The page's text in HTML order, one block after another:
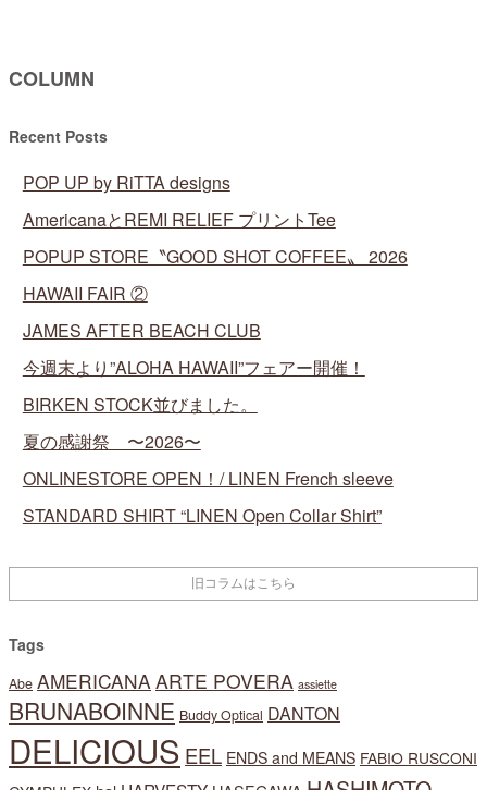
COLUMN
Recent Posts
POP UP by RiTTA designs
AmericanaとREMI RELIEF プリントTee
POPUP STORE〝GOOD SHOT COFFEE〟 2026
HAWAII FAIR ②
JAMES AFTER BEACH CLUB
今週末より”ALOHA HAWAII”フェアー開催！
BIRKEN STOCK並びました。
夏の感謝祭 〜2026〜
ONLINESTORE OPEN！/ LINEN French sleeve
STANDARD SHIRT “LINEN Open Collar Shirt”
Tags
Abe AMERICANAARTE POVERA assiette
BRUNABOINNE Buddy Optical DANTON
DELICIOUS EEL ENDS and MEANS FABIO RUSCONI